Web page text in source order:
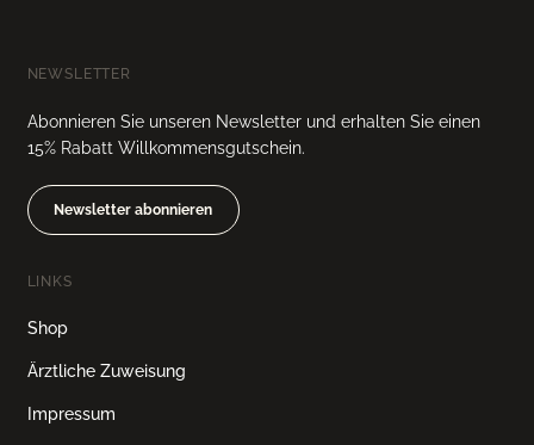
NEWSLETTER
Abonnieren Sie unseren Newsletter und erhalten Sie einen
15% Rabatt Willkommensgutschein.
Newsletter abonnieren
LINKS
Shop
Ärztliche Zuweisung
Impressum